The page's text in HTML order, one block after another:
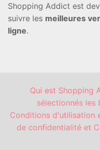
Shopping Addict est
suivre les meilleures
ligne.
Qui est Shopping
sélectionnés les
Conditions d'utilisation
de confidentialité et